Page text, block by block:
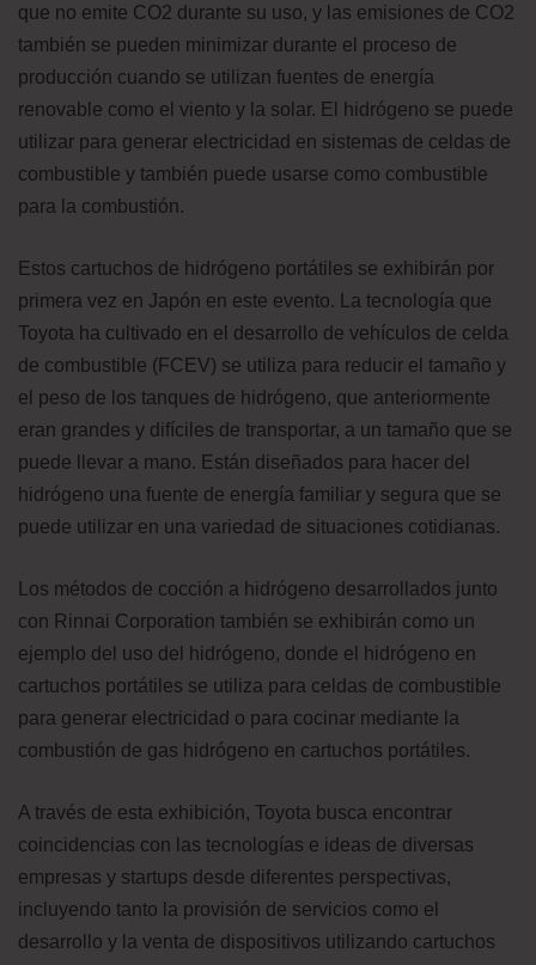
que no emite CO2 durante su uso, y las emisiones de CO2
también se pueden minimizar durante el proceso de
producción cuando se utilizan fuentes de energía
renovable como el viento y la solar. El hidrógeno se puede
utilizar para generar electricidad en sistemas de celdas de
combustible y también puede usarse como combustible
para la combustión.
Estos cartuchos de hidrógeno portátiles se exhibirán por
primera vez en Japón en este evento. La tecnología que
Toyota ha cultivado en el desarrollo de vehículos de celda
de combustible (FCEV) se utiliza para reducir el tamaño y
el peso de los tanques de hidrógeno, que anteriormente
eran grandes y difíciles de transportar, a un tamaño que se
puede llevar a mano. Están diseñados para hacer del
hidrógeno una fuente de energía familiar y segura que se
puede utilizar en una variedad de situaciones cotidianas.
Los métodos de cocción a hidrógeno desarrollados junto
con Rinnai Corporation también se exhibirán como un
ejemplo del uso del hidrógeno, donde el hidrógeno en
cartuchos portátiles se utiliza para celdas de combustible
para generar electricidad o para cocinar mediante la
combustión de gas hidrógeno en cartuchos portátiles.
A través de esta exhibición, Toyota busca encontrar
coincidencias con las tecnologías e ideas de diversas
empresas y startups desde diferentes perspectivas,
incluyendo tanto la provisión de servicios como el
desarrollo y la venta de dispositivos utilizando cartuchos